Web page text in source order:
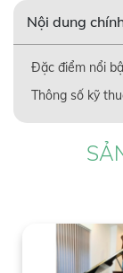
Nội dung
Đặc điểm nổi
Thông số kỹ